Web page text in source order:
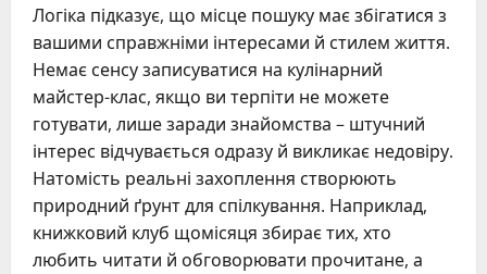
Логіка підказує, що місце пошуку має збігатися з
вашими справжніми інтересами й стилем життя.
Немає сенсу записуватися на кулінарний
майстер-клас, якщо ви терпіти не можете
готувати, лише заради знайомства – штучний
інтерес відчувається одразу й викликає недовіру.
Натомість реальні захоплення створюють
природний ґрунт для спілкування. Наприклад,
книжковий клуб щомісяця збирає тих, хто
любить читати й обговорювати прочитане, а